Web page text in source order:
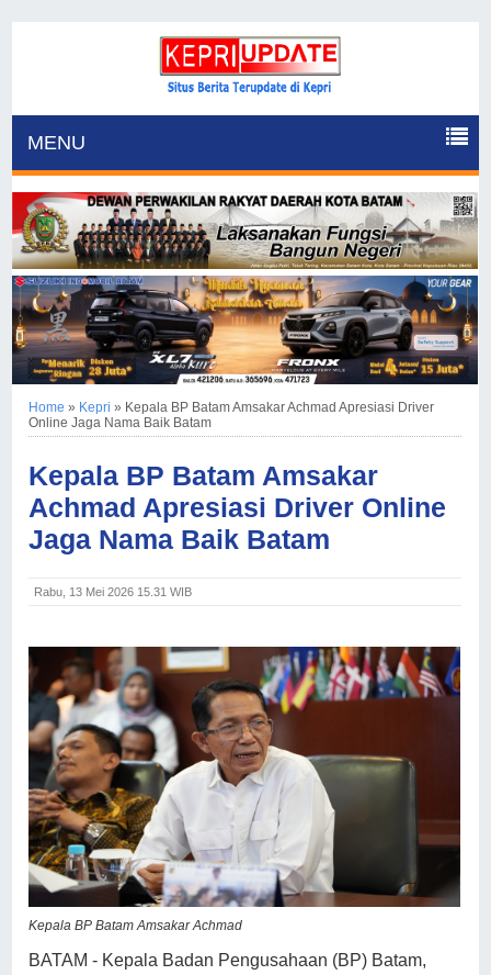
MENU
Home » Kepri » Kepala BP Batam Amsakar Achmad Apresiasi Driver
Online Jaga Nama Baik Batam
Kepala BP Batam Amsakar
Achmad Apresiasi Driver Online
Jaga Nama Baik Batam
Rabu, 13 Mei 2026 15.31 WIB
Kepala BP Batam Amsakar Achmad
BATAM - Kepala Badan Pengusahaan (BP) Batam,